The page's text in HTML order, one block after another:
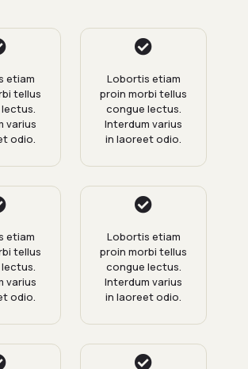
etiam
tellus
varius
odio.
Lobortis etiam
proin morbi tellus
congue lectus.
Interdum varius
in laoreet odio.
etiam
tellus
varius
odio.
Lobortis etiam
proin morbi tellus
congue lectus.
Interdum varius
in laoreet odio.